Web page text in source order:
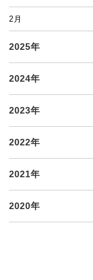
2月
2025年
2024年
2023年
2022年
2021年
2020年